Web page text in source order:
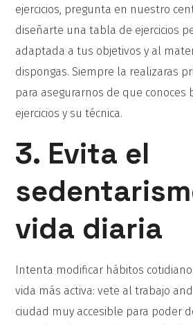
ejercicios, pregunta en nuestro
diseñarte una tabla de ejercicios
adaptada a tus objetivos y al
dispongas. Siempre la realizaras
para asegurarnos de que conoces
ejercicios y su técnica.
3. Evita el
vida diaria
Intenta modificar hábitos
vida más activa: vete al trabajo
ciudad muy accesible para poder